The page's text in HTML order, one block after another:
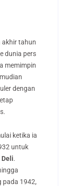
akhir tahun
dunia pers
memimpin
dengan
ketika ia
untuk
Deli.
pada 1942,